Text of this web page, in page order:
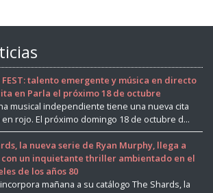
FEST: talento emergente y música en directo
en Parla el próximo 18 de octubre
musical independiente tiene una nueva cita
en rojo. El próximo domingo 18 de octubre d...
la nueva serie de Ryan Murphy, llega a
con un inquietante thriller ambientado en el
de los años 80
mañana a su catálogo The Shards, la